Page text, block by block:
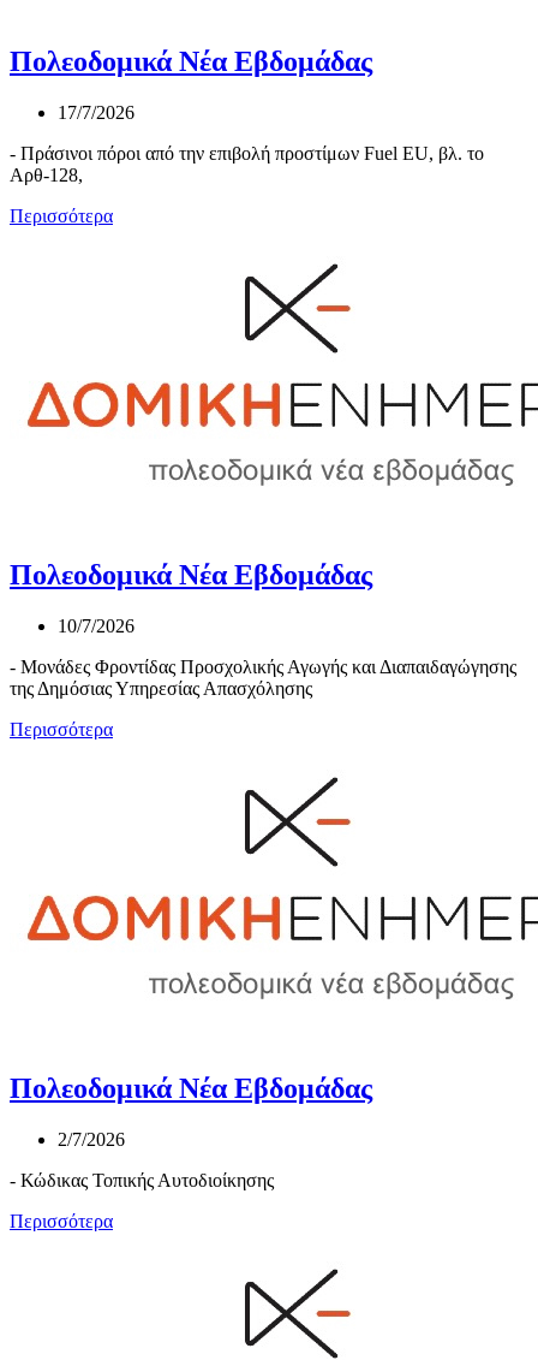
Πολεοδομικά Νέα Εβδομάδας
17/7/2026
- Πράσινοι πόροι από την επιβολή προστίμων Fuel EU, βλ. το
Αρθ-128,
Περισσότερα
Πολεοδομικά Νέα Εβδομάδας
10/7/2026
- Μονάδες Φροντίδας Προσχολικής Αγωγής και Διαπαιδαγώγησης
της Δημόσιας Υπηρεσίας Απασχόλησης
Περισσότερα
Πολεοδομικά Νέα Εβδομάδας
2/7/2026
- Κώδικας Τοπικής Αυτοδιοίκησης
Περισσότερα